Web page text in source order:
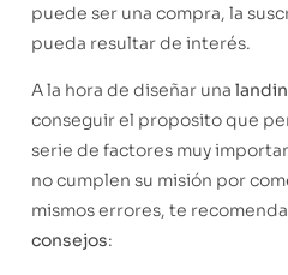
puede ser una compra, la
pueda resultar de interés.
A la hora de diseñar una
conseguir el proposito que
serie de factores muy
no cumplen su misión por
mismos errores, te
consejos: